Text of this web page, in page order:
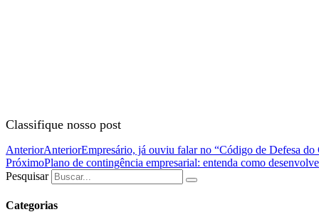
Classifique nosso post
AnteriorAnteriorEmpresário, já ouviu falar no “Código de Defesa do
PróximoPlano de contingência empresarial: entenda como
Pesquisar
Categorias